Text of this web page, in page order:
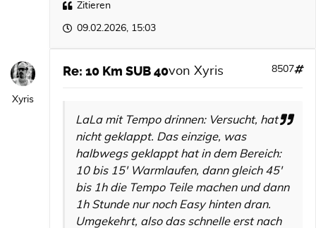
Zitieren
09.02.2026, 15:03
Xyris
Re: 10 Km SUB 40 8507
von Xyris
LaLa mit Tempo drinnen: Versucht, hat
nicht geklappt. Das einzige, was
halbwegs geklappt hat in dem Bereich:
10 bis 15' Warmlaufen, dann gleich 45'
bis 1h die Tempo Teile machen und dann
1h Stunde nur noch Easy hinten dran.
Umgekehrt, also das schnelle erst nach